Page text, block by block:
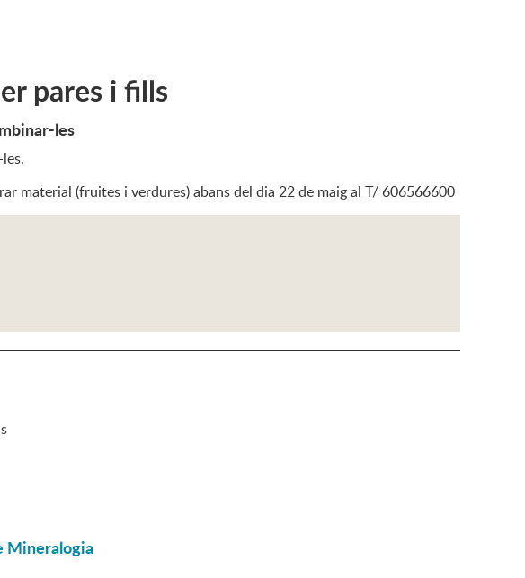
pares i fills
les
material (fruites i verdures) abans del dia 22 de maig al T/ 606566600
Mineralogia